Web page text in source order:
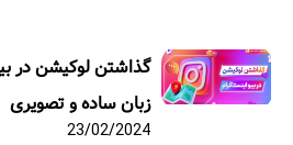
گذاشتن لوکیشن در
زبان ساده و تصویری
23/02/2024